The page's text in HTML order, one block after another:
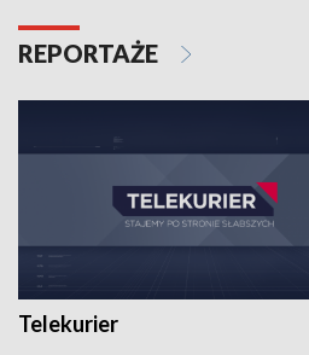
REPORTAŻE
Telekurier